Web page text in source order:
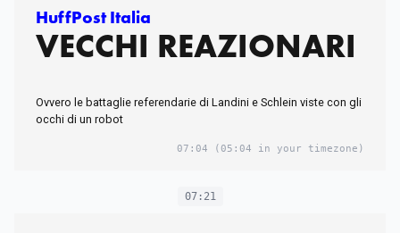
HuffPost Italia
VECCHI REAZIONARI
Ovvero le battaglie referendarie di Landini e Schlein viste con gli
occhi di un robot
07:04 (05:04 in your timezone)
07:21